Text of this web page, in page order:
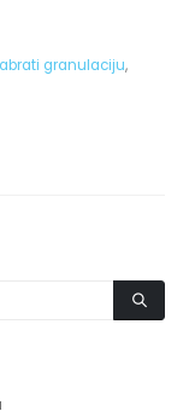
granulaciju,